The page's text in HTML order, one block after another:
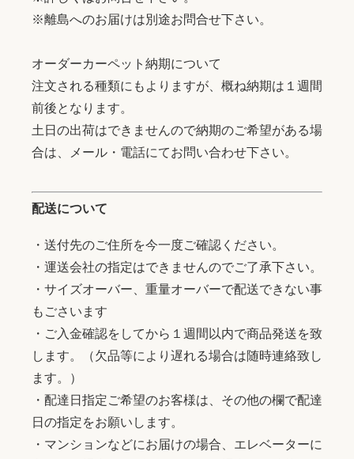
※離島へのお届けは別途お問合せ下さい。
オーダーカーペット納期について
注文される種類にもよりますが、概ね納期は１週間
前後となります。
土日の出荷はできませんので納期のご希望がある場
合は、メール・電話にてお問い合わせ下さい。
配送について
・送付先のご住所を今一度ご確認ください。
・運送会社の指定はできませんのでご了承下さい。
・サイズオーバー、重量オーバーで配送できない事
もごさいます
・ご入金確認をしてから１週間以内で商品発送を致
します。（欠品等により遅れる場合は随時連絡致し
ます。）
・配達日指定ご希望のお客様は、その他の欄で配達
日の指定をお願いします。
・マンションなどにお届けの場合、エレベーターに